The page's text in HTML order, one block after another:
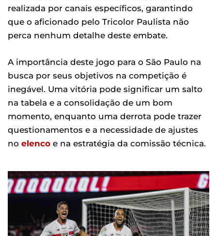
realizada por canais específicos, garantindo
que o aficionado pelo Tricolor Paulista não
perca nenhum detalhe deste embate.
A importância deste jogo para o São Paulo na
busca por seus objetivos na competição é
inegável. Uma vitória pode significar um salto
na tabela e a consolidação de um bom
momento, enquanto uma derrota pode trazer
questionamentos e a necessidade de ajustes
no elenco e na estratégia da comissão técnica.